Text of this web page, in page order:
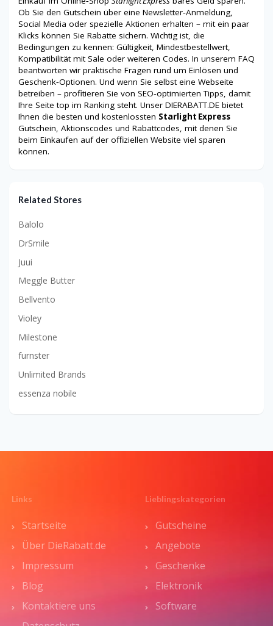
Ob Sie den Gutschein über eine Newsletter‑Anmeldung,
Social Media oder spezielle Aktionen erhalten – mit ein paar
Klicks können Sie Rabatte sichern. Wichtig ist, die
Bedingungen zu kennen: Gültigkeit, Mindestbestellwert,
Kompatibilität mit Sale oder weiteren Codes. In unserem FAQ
beantworten wir praktische Fragen rund um Einlösen und
Geschenk‑Optionen. Und wenn Sie selbst eine Webseite
betreiben – profitieren Sie von SEO‑optimierten Tipps, damit
Ihre Seite top im Ranking steht. Unser DIERABATT.DE bietet
Ihnen die besten und kostenlossten Starlight Express
Gutschein, Aktionscodes und Rabattcodes, mit denen Sie
beim Einkaufen auf der offiziellen Website viel sparen
können.
Related Stores
Balolo
DrSmile
Juui
Meggle Butter
Bellvento
Violey
Milestone
furnster
Unlimited Brands
essenza nobile
Links
Startseite
Über DieRabatt.de
Impressum
Blog
Kontaktiere uns
Lieblingskategorien
Gutscheine
Angebote
Geschenke
Elektronik
Software